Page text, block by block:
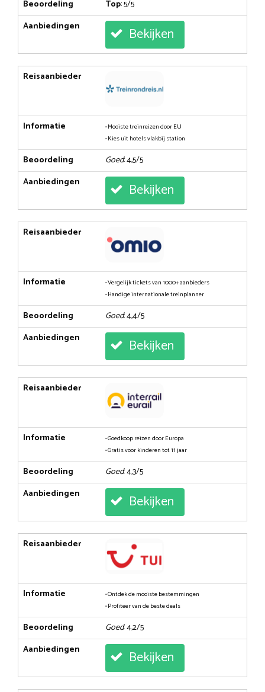
Beoordeling Top: 5/5
Aanbiedingen
Bekijken
Reisaanbieder
Informatie
• Mooiste treinreizen door EU
• Kies uit hotels vlakbij station
Beoordeling Goed: 4,5/5
Aanbiedingen
Bekijken
Reisaanbieder
Informatie
• Vergelijk tickets van 1000+ aanbieders
• Handige internationale treinplanner
Beoordeling Goed: 4,4/5
Aanbiedingen
Bekijken
Reisaanbieder
Informatie
• Goedkoop reizen door Europa
• Gratis voor kinderen tot 11 jaar
Beoordeling Goed: 4,3/5
Aanbiedingen
Bekijken
Reisaanbieder
Informatie
• Ontdek de mooiste bestemmingen
• Profiteer van de beste deals
Beoordeling Goed: 4,2/5
Aanbiedingen
Bekijken